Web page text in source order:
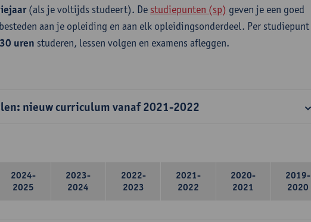
(als je voltijds studeert). De studiepunten (sp) geven je een goed
aan je opleiding en aan elk opleidingsonderdeel. Per studiepunt
uren studeren, lessen volgen en examens afleggen.
nieuw curriculum vanaf 2021-2022
2024-
2025
2023-
2024
2022-
2023
2021-
2022
2020-
2021
2019-
2020